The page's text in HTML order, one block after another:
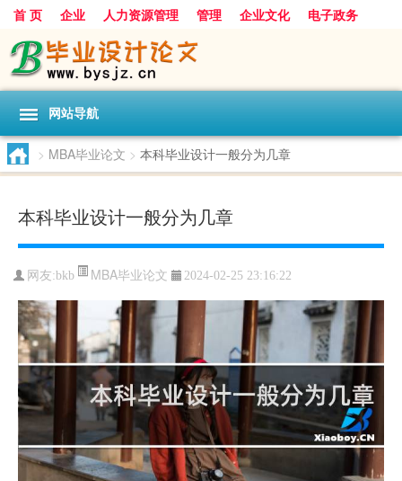
首 页 企业 人力资源管理 管理 企业文化
电子政务
数据
旅游 项目 浅谈 发展
网站导航
> MBA毕业论文 > 本科毕业设计一般分为几章
本科毕业设计一般分为几章
网友:bkb MBA毕业论文 2024-02-25 23:16:22